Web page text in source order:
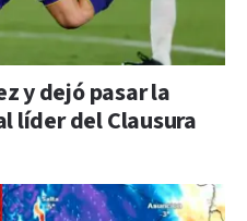
y dejó pasar la
líder del Clausura